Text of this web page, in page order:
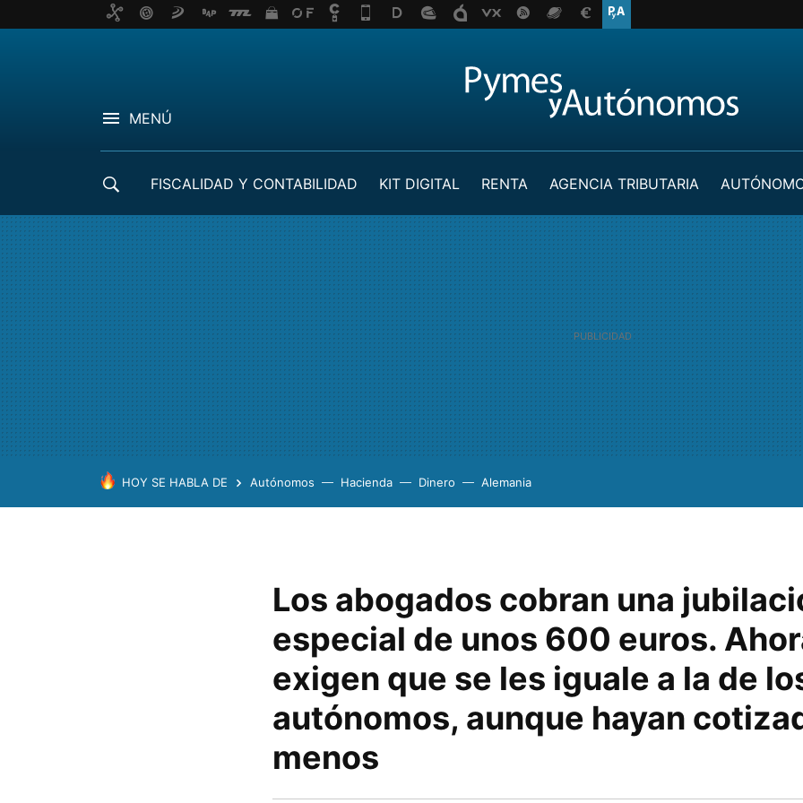
MENÚ
FISCALIDAD Y CONTABILIDAD KIT DIGITAL RENTA AGENCIA TRIBUTARIA
HOY SE HABLA DE Autónomos Hacienda Dinero Alemania
Los abogados cobran una
especial de unos 600 euros.
exigen que se les iguale a la de
autónomos, aunque hayan
menos